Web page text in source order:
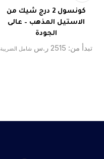
كونسول 2 درج شيك من
الاستيل المذهب – عالى
الجودة
تبدأ من: 2515 ر.س شامل الضريبة